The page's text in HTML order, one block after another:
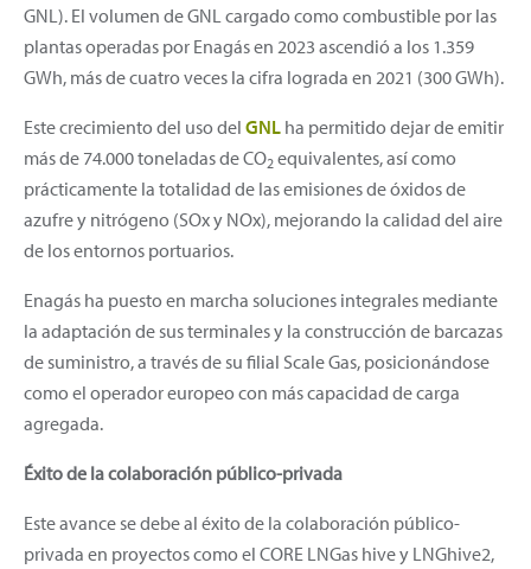
GNL). El volumen de GNL cargado como combustible por las
plantas operadas por Enagás en 2023 ascendió a los 1.359
GWh, más de cuatro veces la cifra lograda en 2021 (300 GWh).
Este crecimiento del uso del GNL ha permitido dejar de emitir
más de 74.000 toneladas de CO2 equivalentes, así como
prácticamente la totalidad de las emisiones de óxidos de
azufre y nitrógeno (SOx y NOx), mejorando la calidad del aire
de los entornos portuarios.
Enagás ha puesto en marcha soluciones integrales mediante
la adaptación de sus terminales y la construcción de barcazas
de suministro, a través de su filial Scale Gas, posicionándose
como el operador europeo con más capacidad de carga
agregada.
Éxito de la colaboración público-privada
Este avance se debe al éxito de la colaboración público-
privada en proyectos como el CORE LNGas hive y LNGhive2,